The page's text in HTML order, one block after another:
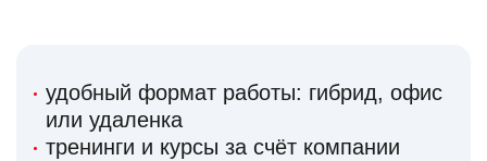
удобный формат работы: гибрид, офис
или удаленка
тренинги и курсы за счёт компании